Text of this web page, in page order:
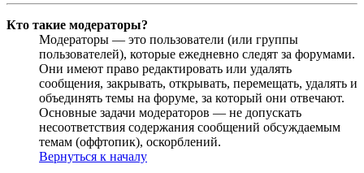
Кто такие модераторы?
Модераторы — это пользователи (или группы
пользователей), которые ежедневно следят за форумами.
Они имеют право редактировать или удалять
сообщения, закрывать, открывать, перемещать, удалять и
объединять темы на форуме, за который они отвечают.
Основные задачи модераторов — не допускать
несоответствия содержания сообщений обсуждаемым
темам (оффтопик), оскорблений.
Вернуться к началу